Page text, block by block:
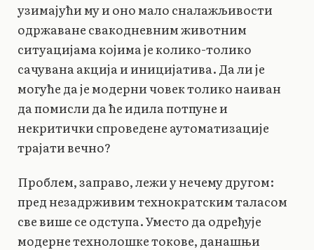
узимајући му и оно мало сналажљивости
одржаване свакодневним животним
ситуацијама којима је колико-толико
сачувана акција и иницијатива. Да ли је
могуће да је модерни човек толико наиван
да помисли да ће идила потпуне и
некритички спроведене аутоматизације
трајати вечно?
Проблем, заправо, лежи у нечему другом:
пред незадрживим технократским таласом
све више се одступа. Уместо да одређује
модерне технолошке токове, данашњи